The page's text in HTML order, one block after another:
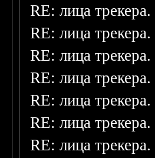
RE: лица трекера.
RE: лица трекера.
RE: лица трекера.
RE: лица трекера.
RE: лица трекера.
RE: лица трекера.
RE: лица трекера.